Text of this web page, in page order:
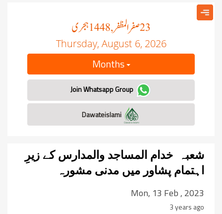
23صفر المظفر, 1448 ہجری
Thursday, August 6, 2026
Months
Join Whatsapp Group
شعبہ خدام المساجد والمدارس کے زیرِ
اہتمام پشاور میں مدنی مشورہ
Mon, 13 Feb , 2023
3 years ago